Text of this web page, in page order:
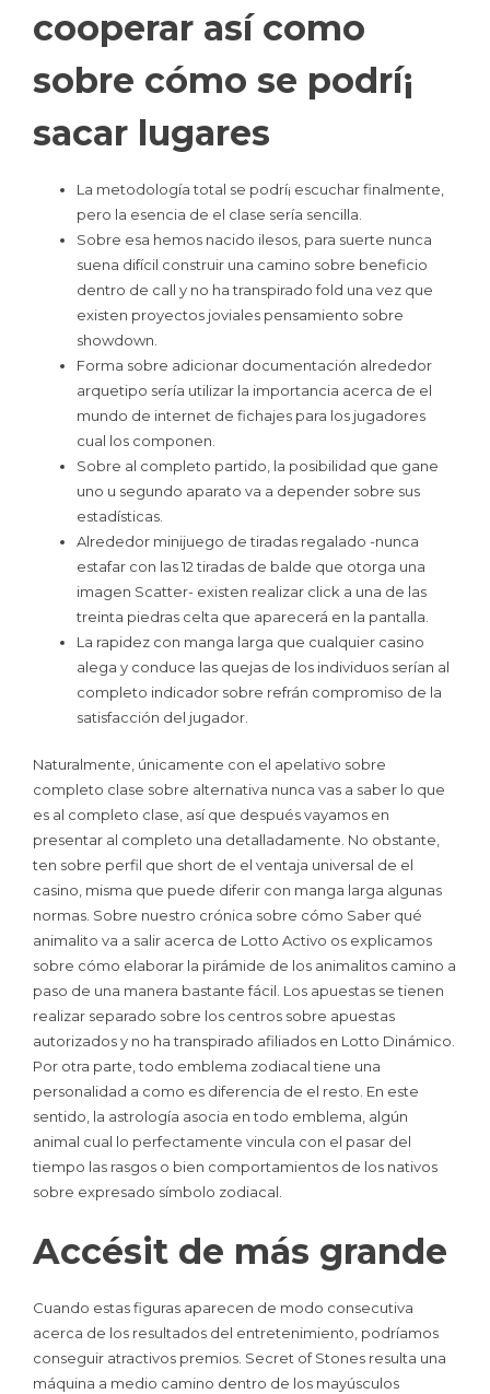
cooperar así­ como
sobre cómo se podrí¡
sacar lugares
La metodología total se podrí¡ escuchar finalmente,
pero la esencia de el clase serí­a sencilla.
Sobre esa hemos nacido ilesos, para suerte nunca
suena difícil construir una camino sobre beneficio
dentro de call y no ha transpirado fold una vez que
existen proyectos joviales pensamiento sobre
showdown.
Forma sobre adicionar documentación alrededor
arquetipo serí­a utilizar la importancia acerca de el
mundo de internet de fichajes para los jugadores
cual los componen.
Sobre al completo partido, la posibilidad que gane
uno u segundo aparato va a depender sobre sus
estadísticas.
Alrededor minijuego de tiradas regalado -nunca
estafar con las 12 tiradas de balde que otorga una
imagen Scatter- existen realizar click a una de las
treinta piedras celta que aparecerá en la pantalla.
La rapidez con manga larga que cualquier casino
alega y conduce las quejas de los individuos serí­an al
completo indicador sobre refrán compromiso de la
satisfacción del jugador.
Naturalmente, únicamente con el apelativo sobre
completo clase sobre alternativa nunca vas a saber lo que
es al completo clase, así que después vayamos en
presentar al completo una detalladamente. No obstante,
ten sobre perfil que short de el ventaja universal de el
casino, misma que puede diferir con manga larga algunas
normas. Sobre nuestro crónica sobre cómo Saber qué
animalito va a salir acerca de Lotto Activo os explicamos
sobre cómo elaborar la pirámide de los animalitos camino a
paso de una manera bastante fácil. Los apuestas se tienen
realizar separado sobre los centros sobre apuestas
autorizados y no ha transpirado afiliados en Lotto Dinámico.
Por otra parte, todo emblema zodiacal tiene una
personalidad a como es diferencia de el resto. En este
sentido, la astrología asocia en todo emblema, algún
animal cual lo perfectamente vincula con el pasar del
tiempo las rasgos o bien comportamientos de los nativos
sobre expresado símbolo zodiacal.
Accésit de más grande
Cuando estas figuras aparecen de modo consecutiva
acerca de los resultados del entretenimiento, podrí­amos
conseguir atractivos premios. Secret of Stones resulta una
máquina a medio camino dentro de los mayúsculos